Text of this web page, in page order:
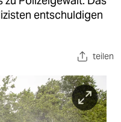
entschuldigen
teilen